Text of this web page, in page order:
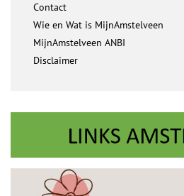
Contact
Wie en Wat is MijnAmstelveen
MijnAmstelveen ANBI
Disclaimer